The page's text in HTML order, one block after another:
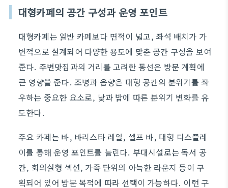
대형카페의 공간 구성과 운영 포인트
대형카페는 일반 카페보다 면적이 넓고, 좌석 배치가 가
변적으로 설계되어 다양한 용도에 맞춘 공간 구성을 보여
준다. 주변맛집과의 거리를 고려한 동선은 방문 계획에
큰 영향을 준다. 조명과 음향은 대형 공간의 분위기를 좌
우하는 중요한 요소로, 낮과 밤에 따른 분위기 변화를 유
도한다.
주요 카페는 바, 바리스타 레일, 셀프 바, 대형 디스플레
이를 통해 운영 포인트를 늘린다. 부대시설로는 독서 공
간, 회의실형 섹션, 가족 단위의 아늑한 라운지 등이 구
획되어 있어 방문 목적에 따라 선택이 가능하다. 이런 구